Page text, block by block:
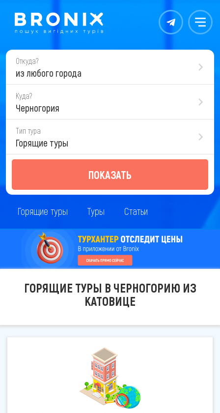
Контакты Меню
Откуда?
из любого города
Куда?
Черногория
Тип тура
Горящие туры
ПОКАЗАТЬ
Горящие туры Туры Статьи
ГОРЯЩИЕ ТУРЫ В ЧЕРНОГОРИЮ ИЗ
КАТОВИЦЕ